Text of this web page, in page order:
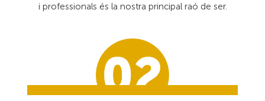
i professionals és la nostra principal raó de ser.